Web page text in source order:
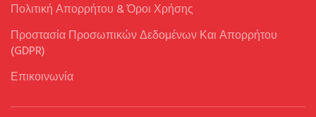
Πολιτική Απορρήτου & Όροι Χρήσης
Προστασία Προσωπικών Δεδομένων Και Απορρήτου
(GDPR)
Επικοινωνία